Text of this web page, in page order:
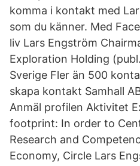
komma i kontakt med
som du känner. Med
liv Lars Engström
Exploration Holding
Sverige Fler än 500
skapa kontakt Samhall
Anmäl profilen Aktivitet
footprint: In order to
Research and
Economy, Circle Lars